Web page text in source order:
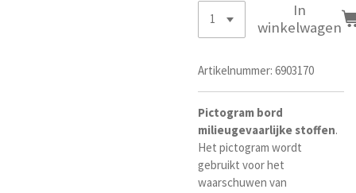
In
winkelwagen
Artikelnummer: 6903170
Pictogram bord
milieugevaarlijke stoffen.
Het pictogram wordt
gebruikt voor het
waarschuwen van